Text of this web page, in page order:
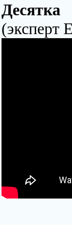
(эксперт